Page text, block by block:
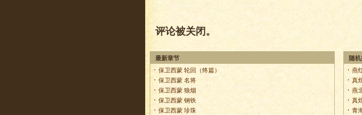
评论被关闭。
最新章节
保卫西蒙 轮回（终篇）
保卫西蒙 名将
保卫西蒙 狼烟
保卫西蒙 钢铁
保卫西蒙 珍珠
随
燕
真
燕
真
青